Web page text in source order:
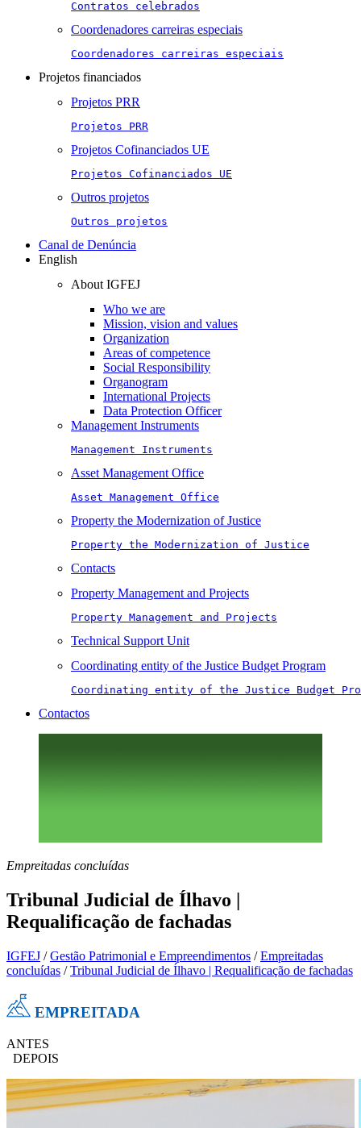
Contratos celebrados
Coordenadores carreiras especiais
Coordenadores carreiras especiais
Projetos financiados
Projetos PRR
Projetos PRR
Projetos Cofinanciados UE
Projetos Cofinanciados UE
Outros projetos
Outros projetos
Canal de Denúncia
English
About IGFEJ
Who we are
Mission, vision and values
Organization
Areas of competence
Social Responsibility
Organogram
International Projects
Data Protection Officer
Management Instruments
Management Instruments
Asset Management Office
Asset Management Office
Property the Modernization of Justice
Property the Modernization of Justice
Contacts
Property Management and Projects
Property Management and Projects
Technical Support Unit
Coordinating entity of the Justice Budget Program
Coordinating entity of the Justice Budget
Contactos
Empreitadas concluídas
Tribunal Judicial de Ílhavo |
Requalificação de fachadas
IGFEJ /Gestão Patrimonial e Empreendimentos /Empreitadas
concluídas /Tribunal Judicial de Ílhavo | Requalificação de fachadas
EMPREITADA
ANTES
DEPOIS